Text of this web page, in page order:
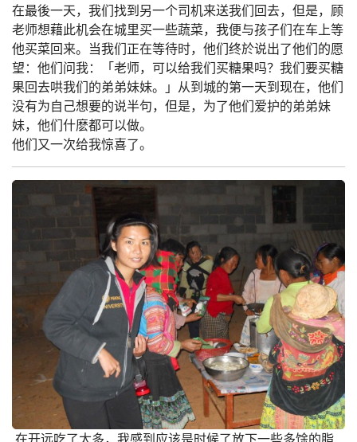
在最後一天，我们找到另一个司机来送我们回去，但是，顾
老师想藉此机会在城里买一些蔬菜，我便与孩子们在车上等
他买菜回来。当我们正在等待时，他们终於说出了他们的愿
望：他们问我：「老师，可以给我们买糖果吗？我们要买糖
果回去哄我们的弟弟妹妹。」从到城的第一天到现在，他们
没有为自己想要的说半句，但是，为了他们爱护的弟弟妹
妹，他们什麽都可以做。
他们又一次给我惊喜了。